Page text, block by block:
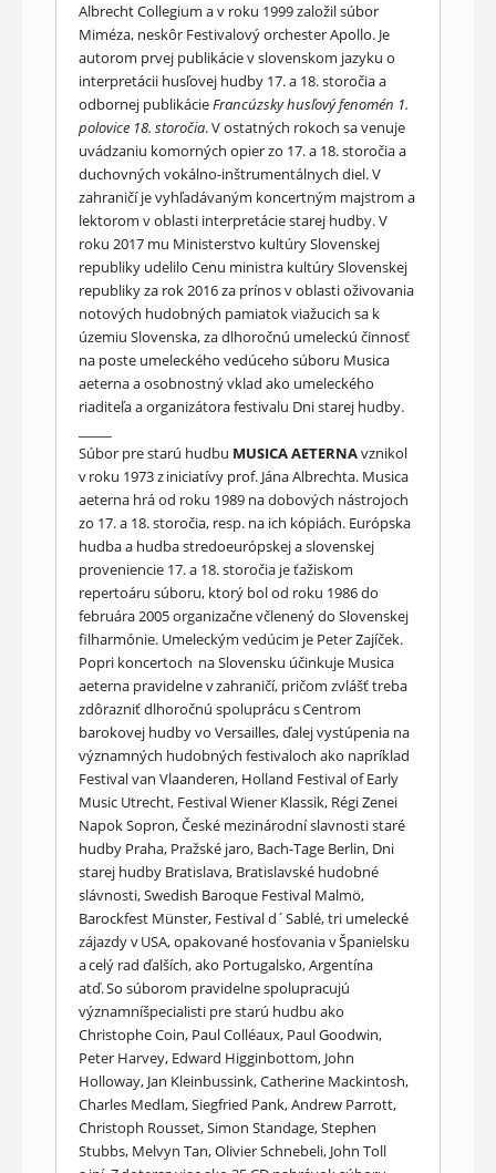
Albrecht Collegium a v roku 1999 založil súbor
Miméza, neskôr Festivalový orchester Apollo. Je
autorom prvej publikácie v slovenskom jazyku o
interpretácii husľovej hudby 17. a 18. storočia a
odbornej publikácieFrancúzsky husľový fenomén 1.
polovice 18. storočia. V ostatných rokoch sa venuje
uvádzaniu komorných opier zo 17. a 18. storočia a
duchovných vokálno-inštrumentálnych diel. V
zahraničí je vyhľadávaným koncertným majstrom a
lektorom v oblasti interpretácie starej hudby. V
roku 2017 mu Ministerstvo kultúry Slovenskej
republiky udelilo Cenu ministra kultúry Slovenskej
republiky za rok 2016 za prínos v oblasti oživovania
notových hudobných pamiatok viažucich sa k
územiu Slovenska, za dlhoročnú umeleckú činnosť
na poste umeleckého vedúceho súboru Musica
aeterna a osobnostný vklad ako umeleckého
riaditeľa a organizátora festivalu Dni starej hudby.
Súbor pre starú hudbu MUSICA AETERNAvznikol
v roku 1973 z iniciatívy prof. Jána Albrechta. Musica
aeterna hrá od roku 1989 na dobových nástrojoch
zo 17. a 18. storočia, resp. na ich kópiách. Európska
hudba a hudba stredoeurópskej a slovenskej
proveniencie 17. a 18. storočia je ťažiskom
repertoáru súboru, ktorý bol od roku 1986 do
februára 2005 organizačne včlenený do Slovenskej
filharmónie. Umeleckým vedúcim je Peter Zajíček.
Popri koncertoch na Slovensku účinkuje Musica
aeterna pravidelne v zahraničí, pričom zvlášť treba
zdôrazniť dlhoročnú spoluprácu s Centrom
barokovej hudby vo Versailles, ďalej vystúpenia na
významných hudobných festivaloch ako napríklad
Festival van Vlaanderen, Holland Festival of Early
Music Utrecht, Festival Wiener Klassik, Régi Zenei
Napok Sopron, České mezinárodní slavnosti staré
hudby Praha, Pražské jaro, Bach-Tage Berlin, Dni
starej hudby Bratislava, Bratislavské hudobné
slávnosti, Swedish Baroque Festival Malmö,
Barockfest Münster, Festival d´Sablé, tri umelecké
zájazdy v USA, opakované hosťovania v Španielsku
a celý rad ďalších, ako Portugalsko, Argentína
atď. So súborom pravidelne spolupracujú
významníšpecialisti pre starú hudbu ako
Christophe Coin, Paul Colléaux, Paul Goodwin,
Peter Harvey, Edward Higginbottom, John
Holloway, Jan Kleinbussink, Catherine Mackintosh,
Charles Medlam, Siegfried Pank, Andrew Parrott,
Christoph Rousset, Simon Standage, Stephen
Stubbs, Melvyn Tan, Olivier Schnebeli, John Toll